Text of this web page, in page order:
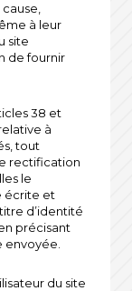
à leur
site
de fournir
38 et
à
tout
rectification
le
écrite et
d’identité
précisant
envoyée.
du site